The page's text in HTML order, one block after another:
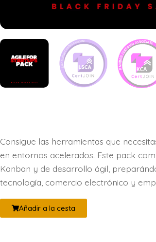
Consigue las herramientas que
en entornos acelerados. Este pack
Kanban y de desarrollo ágil,
tecnología, comercio electrónico y
Añadir a la cesta